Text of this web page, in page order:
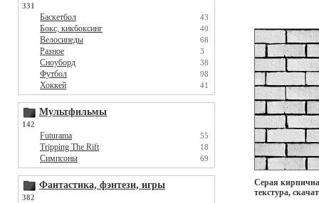
331
Баскетбол 43
Бокс, кикбоксинг 40
Велосипеды 68
Разное 3
Сноуборд 38
Футбол 98
Хоккей 41
Мультфильмы
142
Futurama 55
Tripping The Rift 18
Симпсоны 69
Фантастика, фэнтези, игры
382
Серая
текстура,